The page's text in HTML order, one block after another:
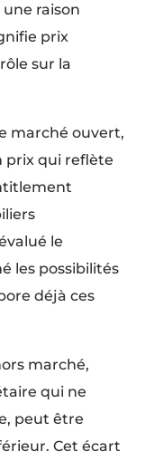
raison
prix
sur la
marché ouvert,
prix qui reflète
le
les possibilités
déjà ces
marché,
qui ne
peut être
Cet écart